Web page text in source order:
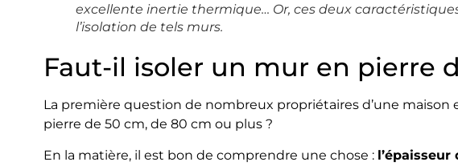
excellente inertie thermique… Or, ces deux
l’isolation de tels murs.
Faut-il isoler un mur en pierre
La première question de nombreux propriétaires d’une maison
pierre de 50 cm, de 80 cm ou plus ?
En la matière, il est bon de comprendre une chose : l’épaisseur